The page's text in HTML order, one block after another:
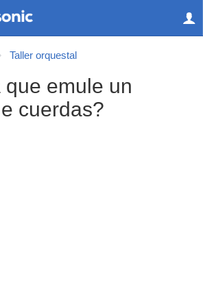
Taller orquestal
que emule un
cuerdas?